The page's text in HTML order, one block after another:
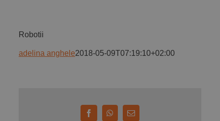
Contact
Robotii
adelina anghele2018-05-09T07:19:10+02:00
FacebookWhatsApp
E-